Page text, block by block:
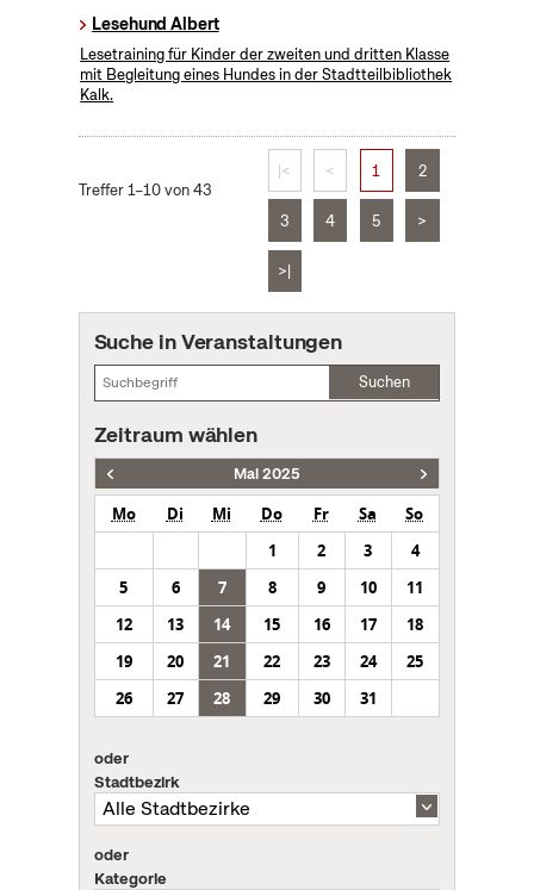
Lesehund Albert
Lesetraining für Kinder der zweiten und dritten Klasse
mit Begleitung eines Hundes in der Stadtteilbibliothek
Kalk.
Treffer 1–10 von 43
|< < 1 2
3 4 5 >
>|
Suche in Veranstaltungen
Suchen
Zeitraum wählen
Mai 2025
Mo Di Mi Do Fr Sa
So
1
2 3
4
5
6 7 8 9 10
11
12
13 14 15 16 17
18
19
20 21 22 23 24
25
26
27 28 29 30 31
oder
Stadtbezirk
oder
Kategorie